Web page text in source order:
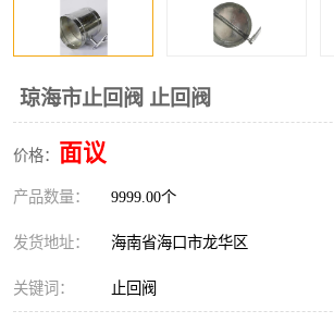
琼海市止回阀 止回阀
价格： 面议
产品数量： 9999.00个
发货地址： 海南省海口市龙华区
关键词： 止回阀
镀锌螺旋风管
排烟风机 百叶风
油烟净化器